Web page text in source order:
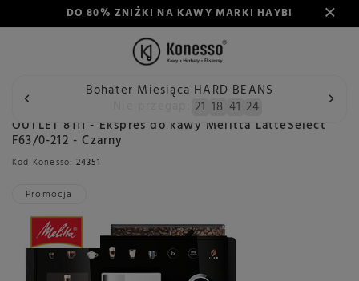
DO 80% ZNIŻKI NA KAWY MARKI HAYB!
Bohater Miesiąca HARD BEANS
21 18 41 24
Wstecz Konesso Outlet Outlet ekspresy do kawy
Promocja
OUTLET 8111 - Ekspres do kawy Melitta LatteSelect
F63/0-212 - Czarny
Kod Konesso: 24351